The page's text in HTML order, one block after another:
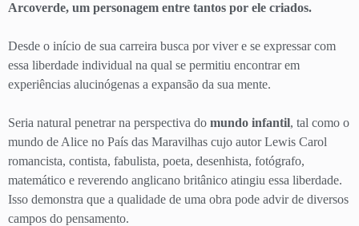
Arcoverde, um personagem entre tantos por ele criados.
Desde o início de sua carreira busca por viver e se expressar com
essa liberdade individual na qual se permitiu encontrar em
experiências alucinógenas a expansão da sua mente.
Seria natural penetrar na perspectiva do mundo infantil, tal como o
mundo de Alice no País das Maravilhas cujo autor Lewis Carol
romancista, contista, fabulista, poeta, desenhista, fotógrafo,
matemático e reverendo anglicano britânico atingiu essa liberdade.
Isso demonstra que a qualidade de uma obra pode advir de diversos
campos do pensamento.